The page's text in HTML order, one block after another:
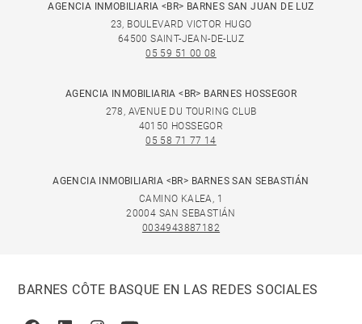
AGENCIA INMOBILIARIA <BR> BARNES SAN JUAN DE LUZ
23, BOULEVARD VICTOR HUGO
64500 SAINT-JEAN-DE-LUZ
05 59 51 00 08
AGENCIA INMOBILIARIA <BR> BARNES HOSSEGOR
278, AVENUE DU TOURING CLUB
40150 HOSSEGOR
05 58 71 77 14
AGENCIA INMOBILIARIA <BR> BARNES SAN SEBASTIÁN
CAMINO KALEA, 1
20004 SAN SEBASTIÁN
0034943887182
BARNES CÔTE BASQUE EN LAS REDES SOCIALES